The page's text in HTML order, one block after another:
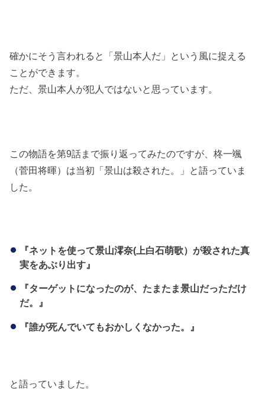
確かにそう言われると「景山本人だ」という風に捉える
ことができます。
ただ、景山本人が犯人ではないと思っています。
この物語を第9話まで振り返ってみたのですが、柊一颯
（菅田将暉）は当初「景山は殺された。」と語っていま
した。
『ネットを使って景山澪奈(上白石萌歌）が殺された真
実をあぶり出す』
『ターゲットになったのが、たまたま景山だっただけ
だ。』
『誰が死んでいてもおかしくなかった。』
と語っていました。